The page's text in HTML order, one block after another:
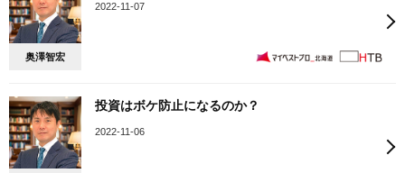
奥澤智宏
2022-11-07
投資はボケ防止になるのか？
2022-11-06